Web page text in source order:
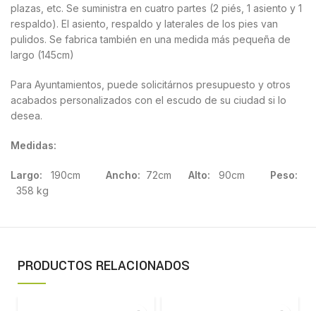
plazas, etc. Se suministra en cuatro partes (2 piés, 1 asiento y 1
respaldo). El asiento, respaldo y laterales de los pies van
pulidos. Se fabrica también en una medida más pequeña de
largo (145cm)
Para Ayuntamientos, puede solicitárnos presupuesto y otros
acabados personalizados con el escudo de su ciudad si lo
desea.
Medidas:
Largo: 190cmAncho: 72cmAlto: 90cm
Peso:
358 kg
PRODUCTOS RELACIONADOS